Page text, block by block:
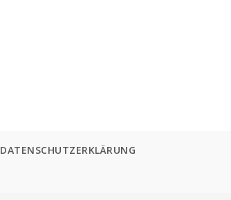
DATENSCHUTZERKLÄRUNG